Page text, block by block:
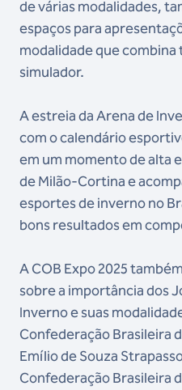
de várias modalidades,
espaços para
modalidade que combina
simulador.
A estreia da Arena de
com o calendário
em um momento de alta
de Milão-Cortina e
esportes de inverno no
bons resultados em
A COB Expo 2025
sobre a importância dos
Inverno e suas
Confederação Brasileira
Emílio de Souza
Confederação Brasileira